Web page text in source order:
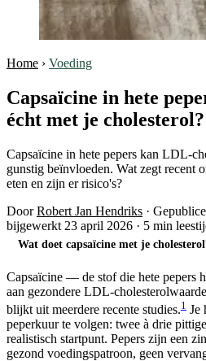
Home › Voeding
Capsaïcine in hete
écht met je cholesterol?
Capsaïcine in hete pepers kan LDL-
gunstig beïnvloeden. Wat zegt recent
eten en zijn er risico's?
DoorRobert Jan Hendriks ·
bijgewerkt 23 april 2026 · 5 min
Wat doet capsaïcine met je
Capsaïcine — de stof die hete pepers
aan gezondere LDL-
blijkt uit meerdere recente studies.1 Je
peperkuur te volgen: twee à drie
realistisch startpunt. Pepers zijn een
gezond voedingspatroon, geen